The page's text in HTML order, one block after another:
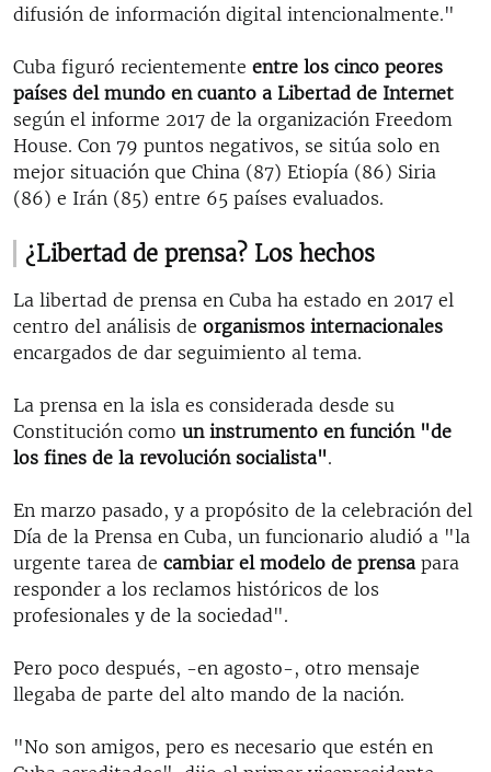
difusión de información digital intencionalmente."
Cuba figuró recientemente entre los cinco peores
países del mundo en cuanto a Libertad de Internet
según el informe 2017 de la organización Freedom
House. Con 79 puntos negativos, se sitúa solo en
mejor situación que China (87) Etiopía (86) Siria
(86) e Irán (85) entre 65 países evaluados.
¿Libertad de prensa? Los hechos
La libertad de prensa en Cuba ha estado en 2017 el
centro del análisis de organismos internacionales
encargados de dar seguimiento al tema.
La prensa en la isla es considerada desde su
Constitución como un instrumento en función "de
los fines de la revolución socialista".
En marzo pasado, y a propósito de la celebración del
Día de la Prensa en Cuba, un funcionario aludió a "la
urgente tarea de cambiar el modelo de prensa para
responder a los reclamos históricos de los
profesionales y de la sociedad".
Pero poco después, -en agosto-, otro mensaje
llegaba de parte del alto mando de la nación.
"No son amigos, pero es necesario que estén en